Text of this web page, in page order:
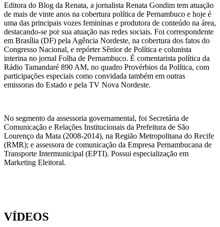
Editora do Blog da Renata, a jornalista Renata Gondim tem atuação
de mais de vinte anos na cobertura política de Pernambuco e hoje é
uma das principais vozes femininas e produtora de conteúdo na área,
destacando-se por sua atuação nas redes sociais. Foi correspondente
em Brasília (DF) pela Agência Nordeste, na cobertura dos fatos do
Congresso Nacional, e repórter Sênior de Política e colunista
interina no jornal Folha de Pernambuco. É comentarista política da
Rádio Tamandaré 890 AM, no quadro Provérbios da Política, com
participações especiais como convidada também em outras
emissoras do Estado e pela TV Nova Nordeste.
No segmento da assessoria governamental, foi Secretária de
Comunicação e Relações Institucionais da Prefeitura de São
Lourenço da Mata (2008-2014), na Região Metropolitana do Recife
(RMR); e assessora de comunicação da Empresa Pernambucana de
Transporte Intermunicipal (EPTI). Possui especialização em
Marketing Eleitoral.
VÍDEOS